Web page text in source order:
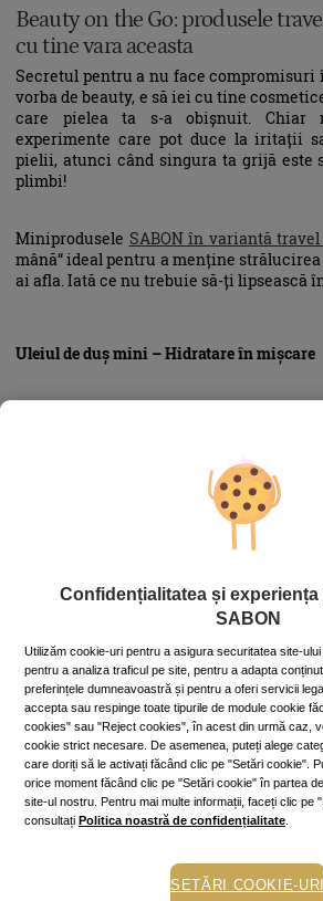
Beauty on the Go: produsele
cu tine vara aceasta
Secretul pentru a nu face compromisuri
vorba de beauty, e să iei cu tine
care pielea ta s-a obișnuit. Chiar
experimente care pot duce la iritații
pielii, atunci când singura ta grijă este
plimbi!
Miniprodusele SABON în variantă
mână“ ideal pentru a menține
ai afla. Iată ce nu trebuie să-ți lipsească
Uleiul de duș mini – Hidratare în mișcare
uleiul de duș hidratant SABON, în
blând, pregătind pielea pentru
elasticitatea, chiar și după o zi lungă de
Nu renunța la exfoliere doar pentru
Unscrub SABON în variantă mică
elimina celulele moarte și a
radiant. În plus, ocupă extrem de puțin
bagaj pentru acea rochie de seară pe
porți.
Confidențialitatea și
SABON
Utilizăm cookie-uri pentru a asigura securitatea site-
pentru a analiza traficul pe site, pentru a adapta
preferințele dumneavoastră și pentru a oferi servicii
accepta sau respinge toate tipurile de module cookie
cookies" sau "Reject cookies", în acest din urmă caz,
cookie strict necesare. De asemenea, puteți alege
care doriți să le activați făcând clic pe "Setări cookie".
orice moment făcând clic pe "Setări cookie" în partea
site-ul nostru. Pentru mai multe informații, faceți clic pe
consultați Politica noastră de confidențialitate.
SETĂRI COOKIE-URI